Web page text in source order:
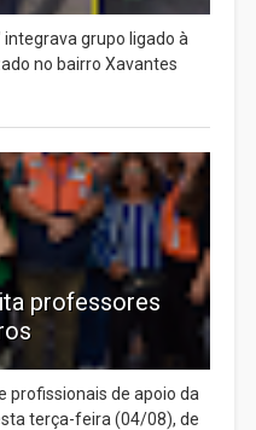
grupo ligado à
no bairro Xavantes
professores
profissionais de apoio da
terça-feira (04/08), de